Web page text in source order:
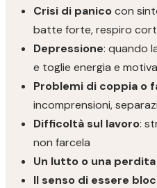
Crisi di panicocon
batte forte, respiro
Depressione: quando
e toglie energia e
Problemi di coppia o
incomprensioni,
Difficoltà sul lavoro:
non farcela
Un lutto o una perdita
Il senso di essere